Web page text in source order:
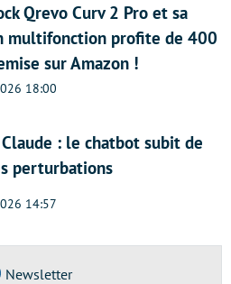
Qrevo Curv 2 Pro et sa
multifonction profite de 400
sur Amazon !
18:00
Claude : le chatbot subit de
perturbations
14:57
Newsletter